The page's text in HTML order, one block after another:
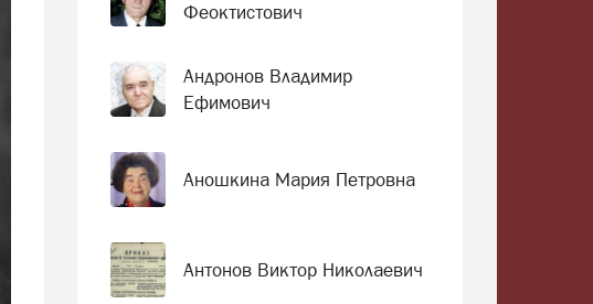
Феоктистович
Андронов Владимир
Ефимович
Аношкина Мария Петровна
Антонов Виктор Николаевич